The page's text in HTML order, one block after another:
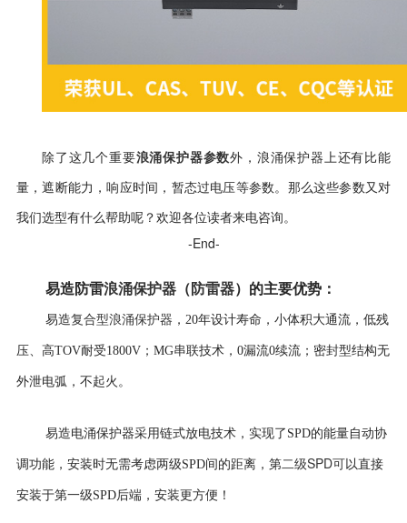
除了这几个重要浪涌保护器参数外，浪涌保护器上还有比能
量，遮断能力，响应时间，暂态过电压等参数。那么这些参数又对
我们选型有什么帮助呢？欢迎各位读者来电咨询。
-End-
易造防雷浪涌保护器（防雷器） 的主要优势：
易造复合型浪涌保护器 ， 20年设计寿命， 小体积大通流，低残
压、高TOV耐受1800V；MG串联技术，0漏流0续流；密封型结构无
外泄电弧，不起火。
易造电涌保护器采用链式放电技术，实现了SPD的能量自动协
调功能，安装时无需考虑两级SPD间的距离，第二级SPD可以直接
安装于第一级SPD后端，安装更方便！